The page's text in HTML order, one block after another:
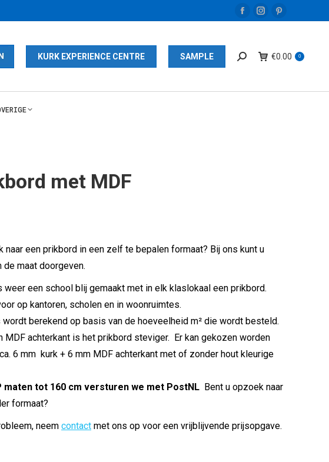
Facebook
in
window
Instagram
in
window
Pinterest
in
window
KURK EXPERIENCE CENTRE SAMPLE €0.00 0
met MDF
naar een prikbord in een zelf te bepalen formaat? Bij ons kunt u
de maat doorgeven.
weer een school blij gemaakt met in elk klaslokaal een prikbord.
op kantoren, scholen en in woonruimtes.
wordt berekend op basis van de hoeveelheid m² die wordt besteld.
MDF achterkant is het prikbord steviger. Er kan gekozen worden
6 mm kurk + 6 mm MDF achterkant met of zonder hout kleurige
maten tot 160 cm versturen we met PostNL Bent u opzoek naar
formaat?
neem contact met ons op voor een vrijblijvende prijsopgave.